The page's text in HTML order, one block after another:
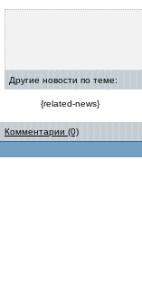
Другие новости по теме:
{related-news}
Комментарии (0)